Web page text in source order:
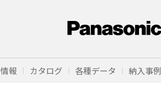
報 カタログ 各種データ 納入事例